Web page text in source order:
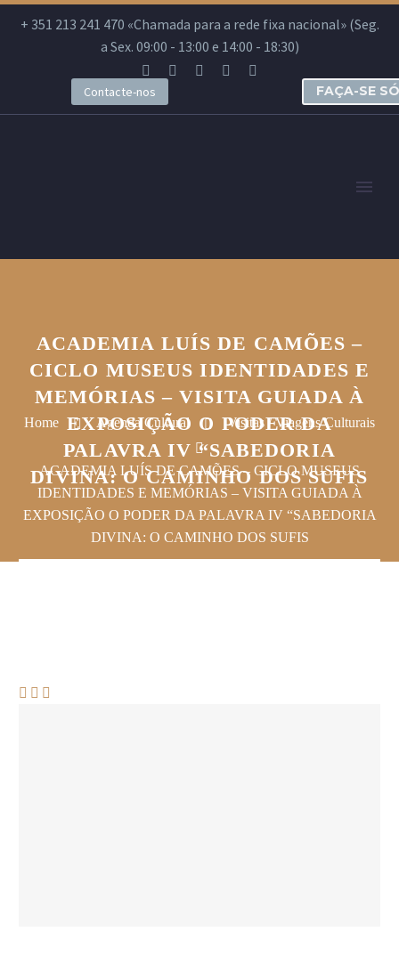
+ 351 213 241 470 «Chamada para a rede fixa nacional» (Seg.
a Sex. 09:00 - 13:00 e 14:00 - 18:30)
Contacte-nos FAÇA-SE
ACADEMIA LUÍS DE CAMÕES –
CICLO MUSEUS IDENTIDADES E
MEMÓRIAS – VISITA GUIADA À
EXPOSIÇÃO O PODER DA
PALAVRA IV “SABEDORIA
DIVINA: O CAMINHO DOS SUFIS
Home Agenda Cultural Visitas / Viagens Culturais
ACADEMIA LUÍS DE CAMÕES – CICLO MUSEUS
IDENTIDADES E MEMÓRIAS – VISITA GUIADA À
EXPOSIÇÃO O PODER DA PALAVRA IV “SABEDORIA
DIVINA: O CAMINHO DOS SUFIS
  